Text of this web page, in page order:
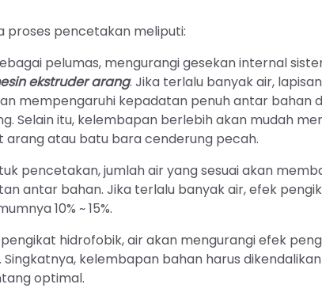
proses pencetakan meliputi:
pelumas, mengurangi gesekan internal
ekstruder arang. Jika terlalu banyak air,
mempengaruhi kepadatan penuh antar bahan
Selain itu, kelembapan berlebih akan mudah
atau batu bara cenderung pecah.
pencetakan, jumlah air yang sesuai akan
antar bahan. Jika terlalu banyak air, efek
10% ~ 15%.
hidrofobik, air akan mengurangi efek
kelembapan bahan harus
optimal.